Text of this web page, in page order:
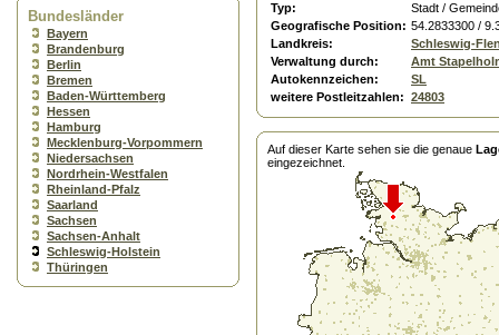
Bundesländer
Bayern
Brandenburg
Berlin
Bremen
Baden-Württemberg
Hessen
Hamburg
Mecklenburg-Vorpommern
Niedersachsen
Nordrhein-Westfalen
Rheinland-Pfalz
Saarland
Sachsen
Sachsen-Anhalt
Schleswig-Holstein
Thüringen
Typ:
Stadt /
Geografische Position: 54.2833300 /
Landkreis:
Schleswig-
Verwaltung durch:
Amt
Autokennzeichen:
SL
weitere Postleitzahlen: 24803
Auf dieser Karte sehen sie die genaue
eingezeichnet.